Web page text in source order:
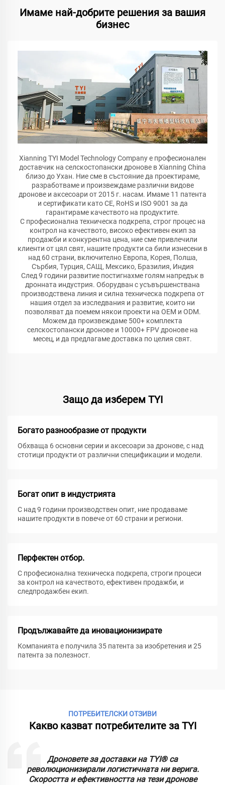
Имаме най-добрите решения за вашия
бизнес
Xianning TYI Model Technology Company е професионален
доставчик на селскостопански дронове в Xianning China
близо до Ухан. Ние сме в състояние да проектираме,
разработваме и произвеждаме различни видове
дронове и аксесоари от 2015 г. насам. Имаме 11 патента
и сертификати като CE, RoHS и ISO 9001 за да
гарантираме качеството на продуктите.
С професионална техническа подкрепа, строг процес на
контрол на качеството, високо ефективен екип за
продажби и конкурентна цена, ние сме привлечили
клиенти от цял свят, нашите продукти са били изнесени в
над 60 страни, включително Европа, Корея, Полша,
Сърбия, Турция, САЩ, Мексико, Бразилия, Индия
След 9 години развитие постигнахме голям напредък в
дронната индустрия. Оборудван с усъвършенствана
производствена линия и силна техническа подкрепа от
нашия отдел за изследвания и развитие, които ни
позволяват да поемем някои проекти на OEM и ODM.
Можем да произвеждаме 500+ комплекта
селскостопански дронове и 10000+ FPV дронове на
месец, и да предлагаме доставка по целия свят.
Защо да изберем TYI
Богато разнообразие от продукти
Обхваща 6 основни серии и аксесоари за дронове, с над
стотици продукти от различни спецификации и модели.
Богат опит в индустрията
С над 9 години производствен опит, ние продаваме
нашите продукти в повече от 60 страни и региони.
Перфектен отбор.
С професионална техническа подкрепа, строги процеси
за контрол на качеството, ефективен продажби, и
следпродажбен екип.
Продължавайте да иновационизирате
Компанията е получила 35 патента за изобретения и 25
патента за полезност.
ПОТРЕБИТЕЛСКИ ОТЗИВИ
Какво казват потребителите за TYI
Дроновете за доставки на TYI® са
революционизирали логистичната ни верига.
Скоростта и ефективността на тези дронове